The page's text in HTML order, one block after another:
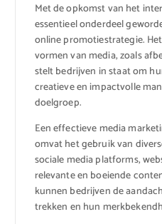
Met de opkomst van het
essentieel onderdeel
online promotiestrategie.
vormen van media, zoals
stelt bedrijven in staat om
creatieve en impactvolle
doelgroep.
Een effectieve media
omvat het gebruik van
sociale media platforms,
relevante en boeiende
kunnen bedrijven de
trekken en hun